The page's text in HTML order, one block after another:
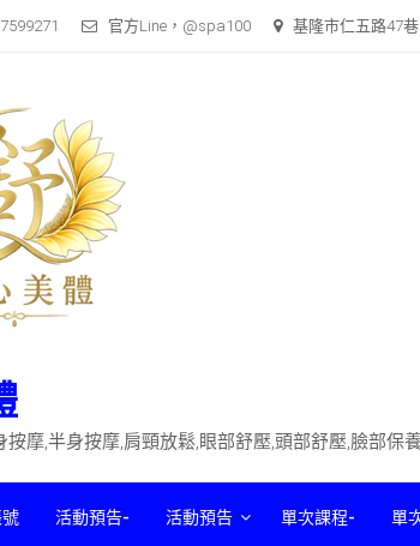
官方Line，@spa100 基隆市仁五路47
按摩,半身按摩,肩頸放鬆,眼部舒壓,頭部舒壓,臉部保
活動預告- 活動預告 單次課程- 單